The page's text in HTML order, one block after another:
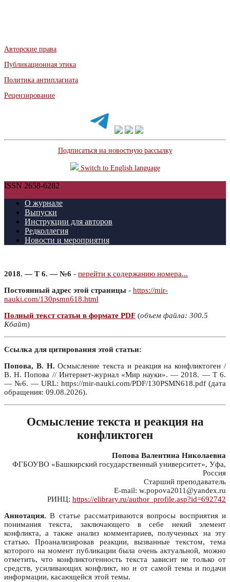
Авторские права
Публикационная этика
Политика антиплагиата
Рецензирование
Подписаться на новостную рассылку
Switch to English language
ISSN 2658-6282
О журнале
Выпуски
Инструкции для авторов
Редколлегия
Новости и мероприятия
2018. — Т 6. — №6 - перейти к содержанию номера...
Постоянный адрес этой страницы - https://mir-
nauki.com/130psmn618.html
Полный текст статьи в формате PDF (объем файла: 300.5
Кбайт)
Ссылка для цитирования этой статьи:
Попова, В. Н. Осмысление текста и реакция на конфликтоген /
В. Н. Попова // Интернет-журнал «Мир науки». — 2018. — Т 6.
— №6. — URL: https://mir-nauki.com/PDF/130PSMN618.pdf (дата
обращения: 09.08.2026).
Осмысление текста и реакция на
конфликтоген
Попова Валентина Николаевна
ФГБОУВО «Башкирский государственный университет», Уфа,
Россия
Старший преподаватель
E-mail: w.popova2011@yandex.ru
РИНЦ: https://elibrary.ru/author_profile.asp?id=692742
Аннотация. В статье рассматриваются вопросы восприятия и
понимания текста, заключающего в себе некий элемент
конфликта, а также анализ комментариев, полученных на эту
статью. Проанализировав реакции, вызванные текстом, тема
которого на момент публикации была очень актуальной, можно
отметить, что конфликтогенность текста зависит не только от
средств, усиливающих конфликт, но и от самой темы и подачи
информации, касающейся этой темы.